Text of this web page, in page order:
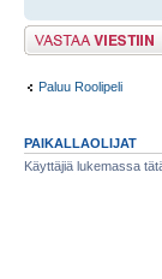
Lähetä vastaus
Paluu Roolipeli
PAIKALLAOLIJAT
Käyttäjiä lukemassa